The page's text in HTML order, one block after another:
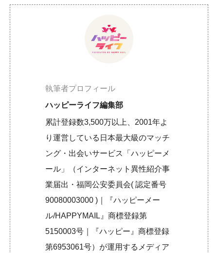
執筆者プロフィール
ハッピーライフ編集部
累計登録数3,500万以上、2001年よ
り運営している日本最大級のマッチ
ング・出会いサービス「ハッピーメ
ール」（インターネット異性紹介事
業届出・福岡公安委員会( 認定番号
90080003000 )｜『ハッピーメー
ル/HAPPYMAIL』商標登録第
5150003号｜『ハッピー』商標登録
第6953061号）が運用するメディア